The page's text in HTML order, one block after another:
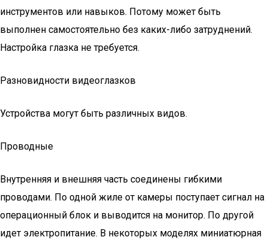
инструментов или навыков. Потому может быть
выполнен самостоятельно без каких-либо затруднений.
Настройка глазка не требуется.
Разновидности видеоглазков
Устройства могут быть различных видов.
Проводные
Внутренняя и внешняя часть соединены гибкими
проводами. По одной жиле от камеры поступает сигнал на
операционный блок и выводится на монитор. По другой
идет электропитание. В некоторых моделях миниатюрная